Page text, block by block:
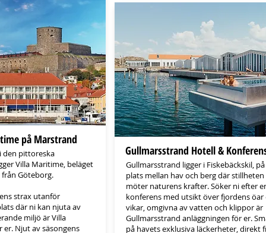
på Marstrand
den pittoreska
Villa Maritime, beläget
Göteborg.
strax utanför
där ni kan njuta av
miljö är Villa
Njut av säsongens
Gullmarsstrand Hotell &
Gullmarsstrand ligger i Fiskebäckskil,
plats mellan hav och berg där stillheten
möter naturens krafter. Söker ni efter
konferens med utsikt över fjordens öar
vikar, omgivna av vatten och klippor är
Gullmarsstrand anläggningen för er.
på havets exklusiva läckerheter, direkt